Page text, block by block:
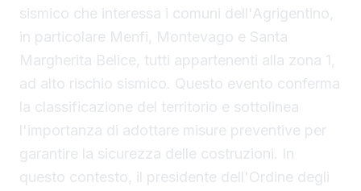
sismico che interessa i comuni dell'Agrigentino,
in particolare Menfi, Montevago e Santa
Margherita Belice, tutti appartenenti alla zona 1,
ad alto rischio sismico. Questo evento conferma
la classificazione del territorio e sottolinea
l'importanza di adottare misure preventive per
garantire la sicurezza delle costruzioni. In
questo contesto, il presidente dell'Ordine degli